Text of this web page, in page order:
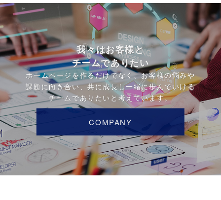
我々はお客様と
チームでありたい
ホームページを作るだけでなく、お客様の悩みや
課題に向き合い、共に成長し一緒に歩んでいける
チームでありたいと考えています。
COMPANY